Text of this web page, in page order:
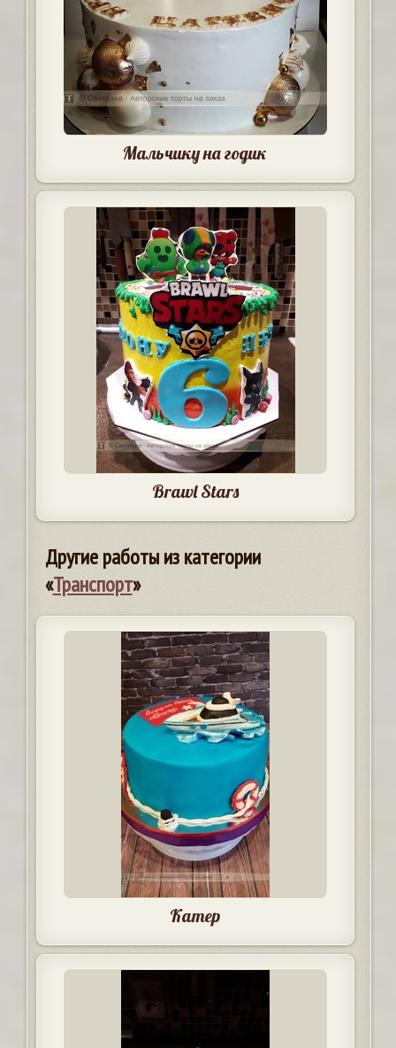
Мальчику на годик
Brawl Stars
Другие работы из категории
«Транспорт»
Катер